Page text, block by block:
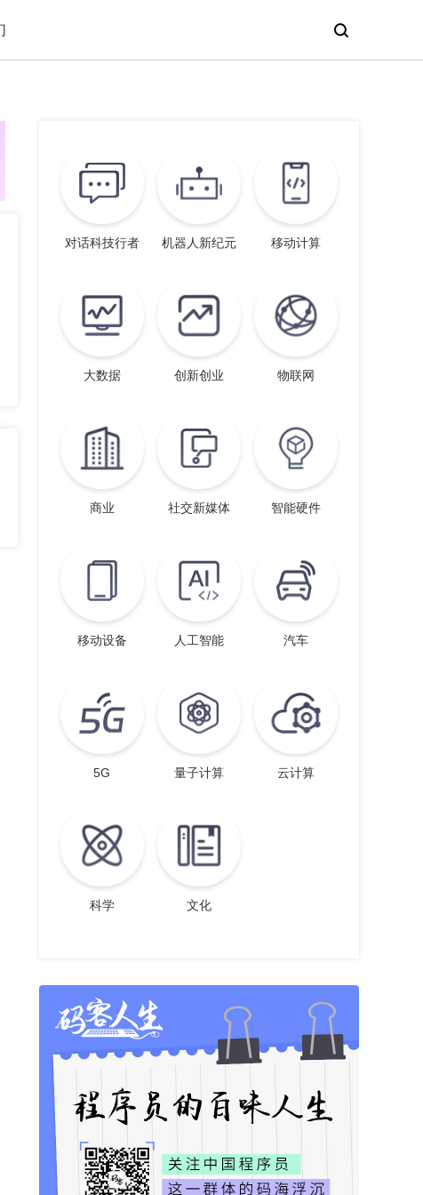
对话科技行者 机器人新纪元 移动计算
大数据 创新创业 物联网
商业 社交新媒体 智能硬件
移动设备 人工智能 汽车
5G 量子计算 云计算
科学 文化